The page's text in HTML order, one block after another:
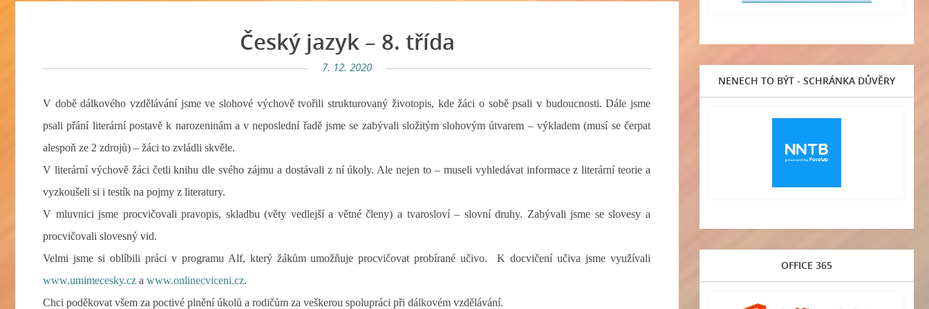
Český jazyk – 8. třída
7. 12. 2020
V době dálkového vzdělávání jsme ve slohové výchově tvořili strukturovaný životopis, kde žáci o sobě psali v budoucnosti. Dále jsme
psali přání literární postavě k narozeninám a v neposlední řadě jsme se zabývali složitým slohovým útvarem – výkladem (musí se čerpat
alespoň ze 2 zdrojů) – žáci to zvládli skvěle.
V literární výchově žáci četli knihu dle svého zájmu a dostávali z ní úkoly. Ale nejen to – museli vyhledávat informace z literární teorie a
vyzkoušeli si i testík na pojmy z literatury.
V mluvnici jsme procvičovali pravopis, skladbu (věty vedlejší a větné členy) a tvarosloví – slovní druhy. Zabývali jsme se slovesy a
procvičovali slovesný vid.
Velmi jsme si oblíbili práci v programu Alf, který žákům umožňuje procvičovat probírané učivo. K docvičení učiva jsme využívali
www.umimecesky.cz a www.onlinecviceni.cz.
Chci poděkovat všem za poctivé plnění úkolů a rodičům za veškerou spolupráci při dálkovém vzdělávání.
NENECH TO BÝT - SCHRÁNKA DŮVĚRY
OFFICE 365